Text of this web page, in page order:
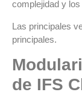
complejidad y
Las principales
principales.
de IFS